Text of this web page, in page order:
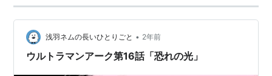
浅羽ネムの長いひとりごと • 2年前
ウルトラマンアーク第16話「恐れの光」